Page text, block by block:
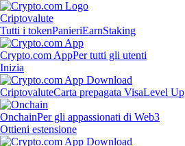
Criptovalute
Tutti i tokenPanieriEarnStaking
Crypto.com AppPer tutti gli utenti
Inizia
CriptovaluteCarta prepagata VisaLevel Up
OnchainPer gli appassionati di Web3
Ottieni estensione